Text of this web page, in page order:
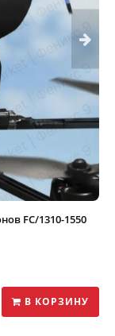
FC/1310-1550
В КОРЗИНУ